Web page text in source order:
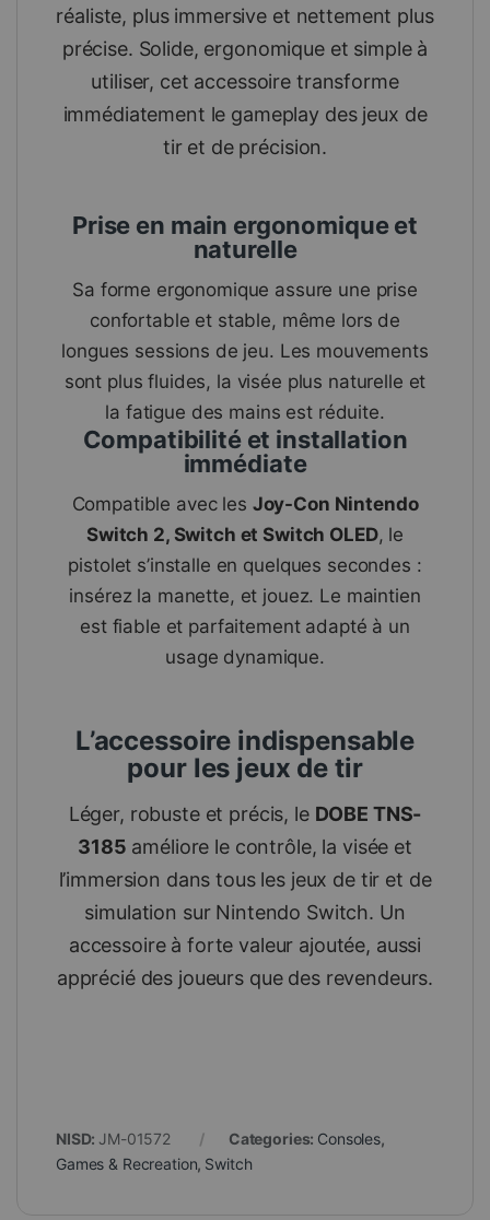
réaliste, plus immersive et nettement plus
précise. Solide, ergonomique et simple à
utiliser, cet accessoire transforme
immédiatement le gameplay des jeux de
tir et de précision.
Prise en main ergonomique et
naturelle
Sa forme ergonomique assure une prise
confortable et stable, même lors de
longues sessions de jeu. Les mouvements
sont plus fluides, la visée plus naturelle et
la fatigue des mains est réduite.
Compatibilité et installation
immédiate
Compatible avec les Joy-Con Nintendo
Switch 2, Switch et Switch OLED, le
pistolet s’installe en quelques secondes :
insérez la manette, et jouez. Le maintien
est fiable et parfaitement adapté à un
usage dynamique.
L’accessoire indispensable
pour les jeux de tir
Léger, robuste et précis, le DOBE TNS-
3185 améliore le contrôle, la visée et
l’immersion dans tous les jeux de tir et de
simulation sur Nintendo Switch. Un
accessoire à forte valeur ajoutée, aussi
apprécié des joueurs que des revendeurs.
NISD: JM-01572 Categories: Consoles,
Games & Recreation, Switch